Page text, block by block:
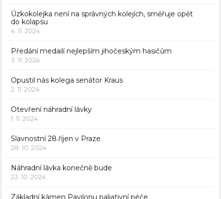
Úzkokolejka není na správných kolejích, směřuje opět
do kolapsu
4. 11. 2024
Předání medailí nejlepším jihočeským hasičům
3. 11. 2024
Opustil nás kolega senátor Kraus
2. 11. 2024
Otevření náhradní lávky
1. 11. 2024
Slavnostní 28.říjen v Praze
28. 10. 2024
Náhradní lávka konečně bude
23. 10. 2024
Základní kámen Pavilonu paliativní péče